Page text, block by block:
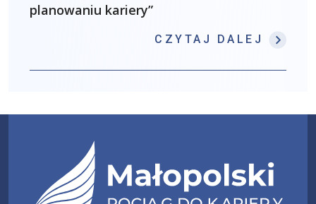
planowaniu kariery”
CZYTAJ DALEJ :